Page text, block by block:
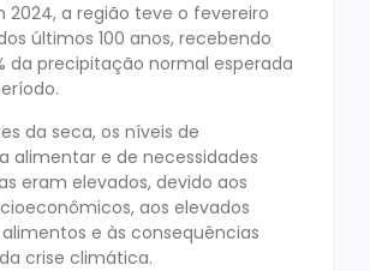
2024, a região teve o fevereiro
últimos 100 anos, recebendo
da precipitação normal esperada
da seca, os níveis de
alimentar e de necessidades
eram elevados, devido aos
aos elevados
e às consequências
crise climática.